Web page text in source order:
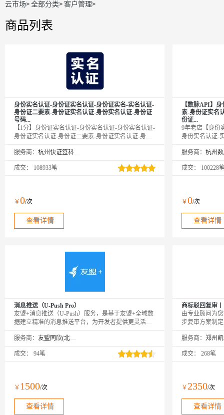
云市场>全部分类>客户管理>
商品列表
身份实名认证-身份证实名认证-身份证实名-实名认证-
身份证二要素-身份证实名认证-身份实名认证-身份证
号码...
【1分】身份证实名认证-身份实名认证-身份实名认证-
身份证实名认证-身份证二要素-身份证实名认证-身份
名-身份证核验-身份证号码-实名认证-身份实名认证-
实名认证-身份证实名认证-身份实名认证-实名认证-实
份证二要素-身份证二要素-身份证实名认证-身份实名
认证-身份实名认证-身份证实名认证-身份实名认证-身
份实名认证-身份证二要素-...
服务商： 杭州快证签科技有限公司
成交： 108933笔
￥0/次
查看详情
【数脉API】
素-身份证实名
份证...
9年老店【身份
身份实名认证-
证二要素-实名
证-身份证实名
方权威数据，
服务商：
成交： 100228
￥0/次
查看详情
消息推送（U-Push Pro）
友盟+消息推送（U-Push）服务，是基于友盟+全域数
据建立精准的消息推送平台，为开发者提供更灵活、
性，提高App活跃度。PS：购买成功后，需要在友盟
活才可以正常使用。
服务商： 友盟同欣(北京)科技有限公司
成交： 94笔
￥ 1500/次
查看详情
商标驳回复审
由专业顾问为
步复审方案制
顾问的引导下
服务商：
成交： 268笔
￥2350/次
查看详情